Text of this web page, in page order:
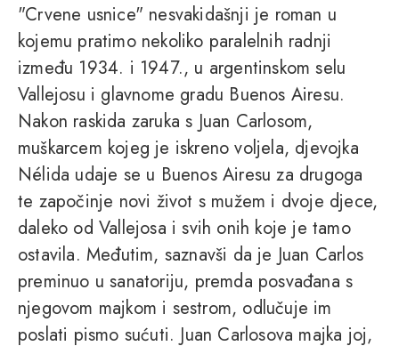
"Crvene usnice" nesvakidašnji je roman u
kojemu pratimo nekoliko paralelnih radnji
između 1934. i 1947., u argentinskom selu
Vallejosu i glavnome gradu Buenos Airesu.
Nakon raskida zaruka s Juan Carlosom,
muškarcem kojeg je iskreno voljela, djevojka
Nélida udaje se u Buenos Airesu za drugoga
te započinje novi život s mužem i dvoje djece,
daleko od Vallejosa i svih onih koje je tamo
ostavila. Međutim, saznavši da je Juan Carlos
preminuo u sanatoriju, premda posvađana s
njegovom majkom i sestrom, odlučuje im
poslati pismo sućuti. Juan Carlosova majka joj,